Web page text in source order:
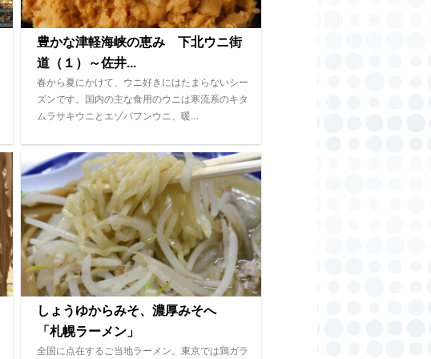
豊かな津軽海峡の恵み 下北ウニ街
道（１）～佐井...
春から夏にかけて、ウニ好きにはたまらないシー
ズンです。国内の主な食用のウニは寒流系のキタ
ムラサキウニとエゾバフンウニ、暖…
しょうゆからみそ、濃厚みそへ
「札幌ラーメン」
全国に点在するご当地ラーメン。東京では鶏ガラ